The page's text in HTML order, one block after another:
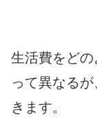
生活費をど
って異なる
きます。